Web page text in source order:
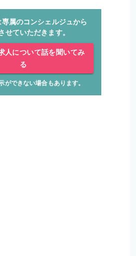
属のコンシェルジュから
せていただきます。
人について話を聞いてみ
る
ができない場合もあります。